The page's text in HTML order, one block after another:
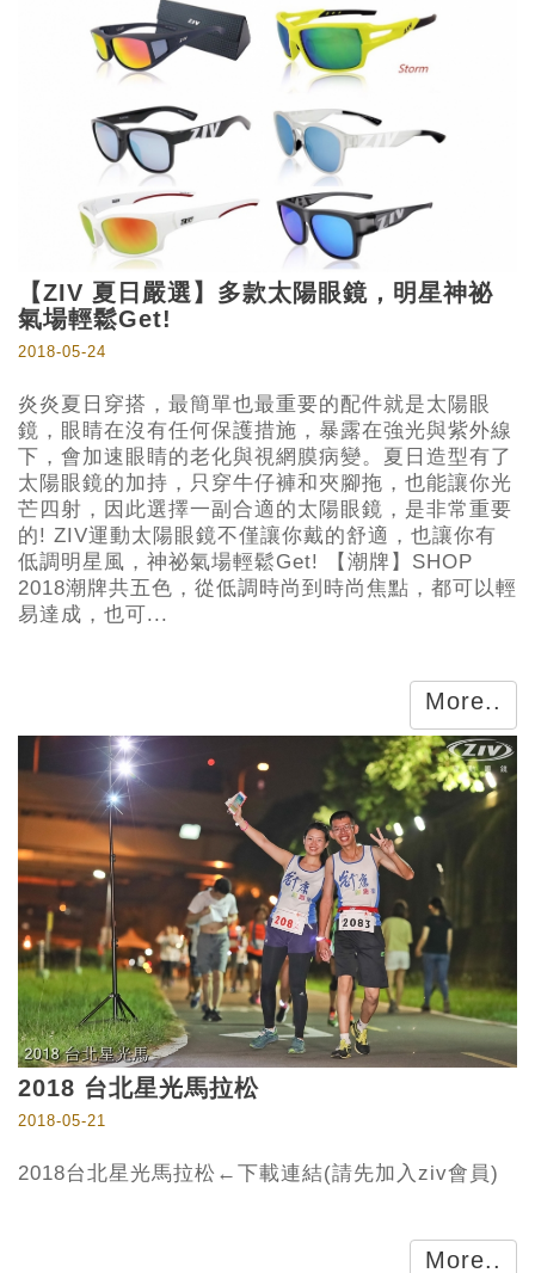
【ZIV 夏日嚴選】多款太陽眼鏡，明星神祕
氣場輕鬆Get!
2018-05-24
炎炎夏日穿搭，最簡單也最重要的配件就是太陽眼
鏡，眼睛在沒有任何保護措施，暴露在強光與紫外線
下，會加速眼睛的老化與視網膜病變。夏日造型有了
太陽眼鏡的加持，只穿牛仔褲和夾腳拖，也能讓你光
芒四射，因此選擇一副合適的太陽眼鏡，是非常重要
的! ZIV運動太陽眼鏡不僅讓你戴的舒適，也讓你有
低調明星風，神祕氣場輕鬆Get! 【潮牌】SHOP
2018潮牌共五色，從低調時尚到時尚焦點，都可以輕
易達成，也可...
More..
2018 台北星光馬拉松
2018-05-21
2018台北星光馬拉松←下載連結(請先加入ziv會員)
More..